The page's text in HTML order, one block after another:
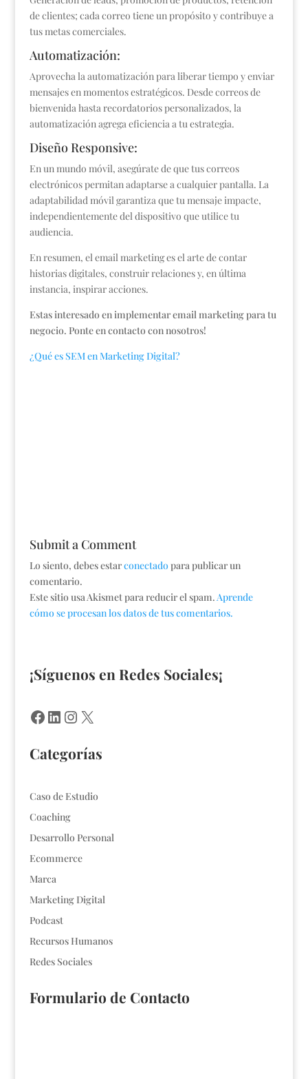
de clientes; cada correo tiene un propósito y contribuye a
tus metas comerciales.
Automatización:
Aprovecha la automatización para liberar tiempo y enviar
mensajes en momentos estratégicos. Desde correos de
bienvenida hasta recordatorios personalizados, la
automatización agrega eficiencia a tu estrategia.
Diseño Responsive:
En un mundo móvil, asegúrate de que tus correos
electrónicos permitan adaptarse a cualquier pantalla. La
adaptabilidad móvil garantiza que tu mensaje impacte,
independientemente del dispositivo que utilice tu
audiencia.
En resumen, el email marketing es el arte de contar
historias digitales, construir relaciones y, en última
instancia, inspirar acciones.
Estas interesado en implementar email marketing para tu
negocio. Ponte en contacto con nosotros!
¿Qué es SEM en Marketing Digital?
Submit a Comment
Lo siento, debes estarconectadopara publicar un
comentario.
Este sitio usa Akismet para reducir el spam.Aprende
cómo se procesan los datos de tus comentarios.
¡Síguenos en Redes Sociales¡
Facebook
LinkedIn
Instagram
X
Categorías
Caso de Estudio
Coaching
Desarrollo Personal
Ecommerce
Marca
Marketing Digital
Podcast
Recursos Humanos
Redes Sociales
Formulario de Contacto